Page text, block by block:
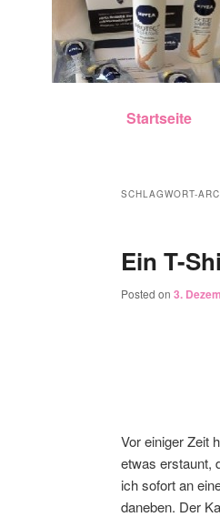
Zum Inhalt
Zum
Startseite
SCHLAGWORT-
Ein T-
Posted on 3.
Vor einiger Zeit
etwas erstaunt,
ich sofort an
daneben. Der